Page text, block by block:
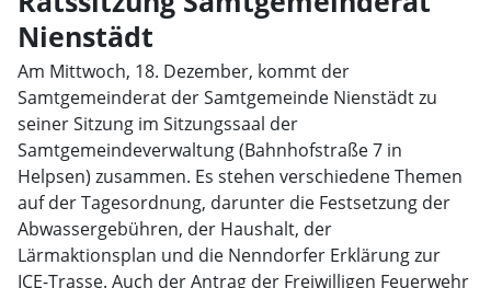
Nienstädt
Am Mittwoch, 18. Dezember, kommt der
Samtgemeinderat der Samtgemeinde Nienstädt zu
seiner Sitzung im Sitzungssaal der
Samtgemeindeverwaltung (Bahnhofstraße 7 in
Helpsen) zusammen. Es stehen verschiedene Themen
auf der Tagesordnung, darunter die Festsetzung der
Abwassergebühren, der Haushalt, der
Lärmaktionsplan und die Nenndorfer Erklärung zur
ICE-Trasse. Auch der Antrag der Freiwilligen Feuerwehr